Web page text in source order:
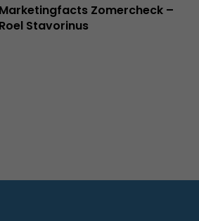
Marketingfacts Zomercheck –
Roel Stavorinus